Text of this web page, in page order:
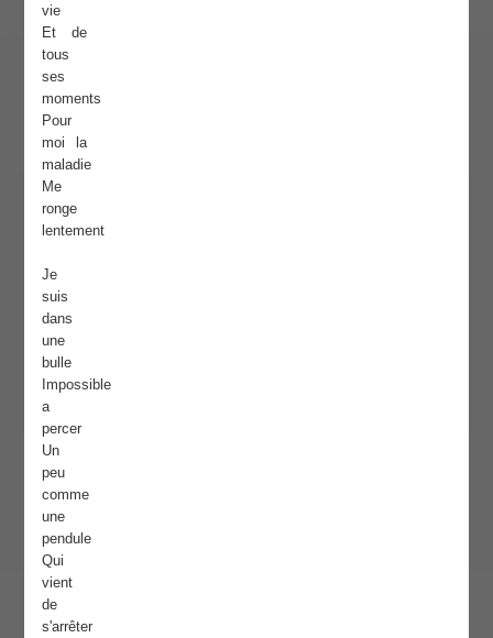
vie
Et de
tous
ses
moments
Pour
moi la
maladie
Me
ronge
lentement
Je
suis
dans
une
bulle
Impossible
a
percer
Un
peu
comme
une
pendule
Qui
vient
de
s'arrêter